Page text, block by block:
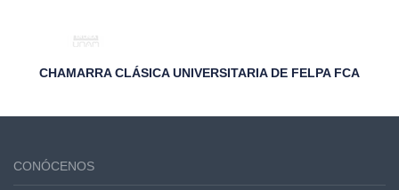
CHAMARRA CLÁSICA UNIVERSITARIA DE FELPA FCA
CONÓCENOS